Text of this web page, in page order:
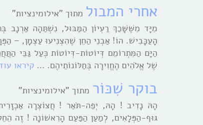
אחרי המבול מתוך "אילומינציות"
מִיָּד מִשֶּׁשָּׁכַךְ רַעְיוֹן הַמַּבּוּל, נִשְׁתַּהָה אַרְנָב
הָעַכָּבִישׁ. הוֹ! אַבְנֵי הַחֵן שֶׁהִצְנִיעוּ עַצְמָן, –
הַיָּם הַמִּתְרוֹמֵם דְּיוֹטוֹת-דְּיוֹטוֹת כְּעַל גַּבֵּי
שֶׁל אֱלֹהִים הֶחֱוִירָה בְּחַלּוֹנוֹתֵיהֶם. … קיראו
בוקר שִׁכּוֹר מתוך "אילומינציות"
הָהּ נָדִיב ! הָהּ, יְפֵה-תֹּאַר ! חֲצוֹצְרָה
גּוּף-הַפְּלָאִים, לְמַעַן הַפַּעַם הָרִאשׁוֹנָה ! זֶה